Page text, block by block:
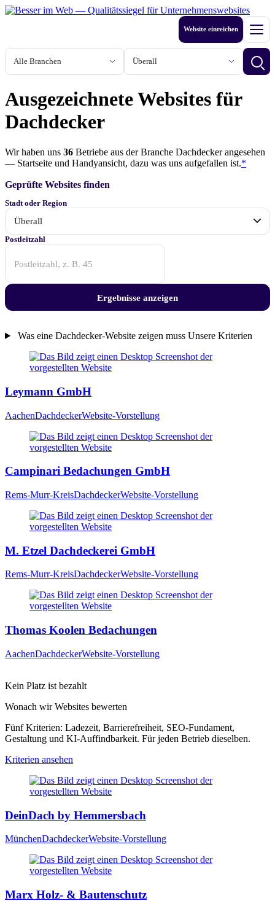
Zum
Branche
Stadt oder Region
Website einreichen Menü
Ausgezeichnete Websites für
Dachdecker
Wir haben uns 36 Betriebe aus der Branche Dachdecker angesehen
— Startseite und Handyansicht, dazu was uns aufgefallen ist.*
Geprüfte Websites finden
Stadt oder Region
Postleitzahl
Anfang
der
Postleitzahl
—
steht
ganzen
Westen,
Kölner
Ergebnisse anzeigen
Was eine Dachdecker-Website zeigen muss Unsere Kriterien
geprüften
aus
der
Branche
Dachdecker
Leymann GmbH
AachenDachdeckerWebsite-Vorstellung
Campinari Bedachungen GmbH
Rems-Murr-KreisDachdeckerWebsite-Vorstellung
M. Etzel Dachdeckerei GmbH
Rems-Murr-KreisDachdeckerWebsite-Vorstellung
Thomas Koolen Bedachungen
AachenDachdeckerWebsite-Vorstellung
Kein Platz ist bezahlt
Wonach wir Websites bewerten
Fünf Kriterien: Ladezeit, Barrierefreiheit, SEO-Fundament,
Gestaltung und KI-Auffindbarkeit. Für jeden Betrieb dieselben.
Kriterien ansehen
DeinDach by Hemmersbach
MünchenDachdeckerWebsite-Vorstellung
Marx Holz- & Bautenschutz